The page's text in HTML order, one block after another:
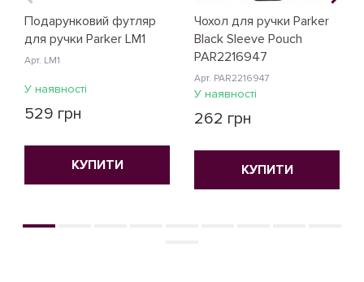
Подарунковий футляр
для ручки Parker LM1
Арт. LM1
У наявності
529 грн
КУПИТИ
Чохол для ручки Parker
Black Sleeve Pouch
PAR2216947
Арт. PAR2216947
У наявності
262 грн
КУПИТИ